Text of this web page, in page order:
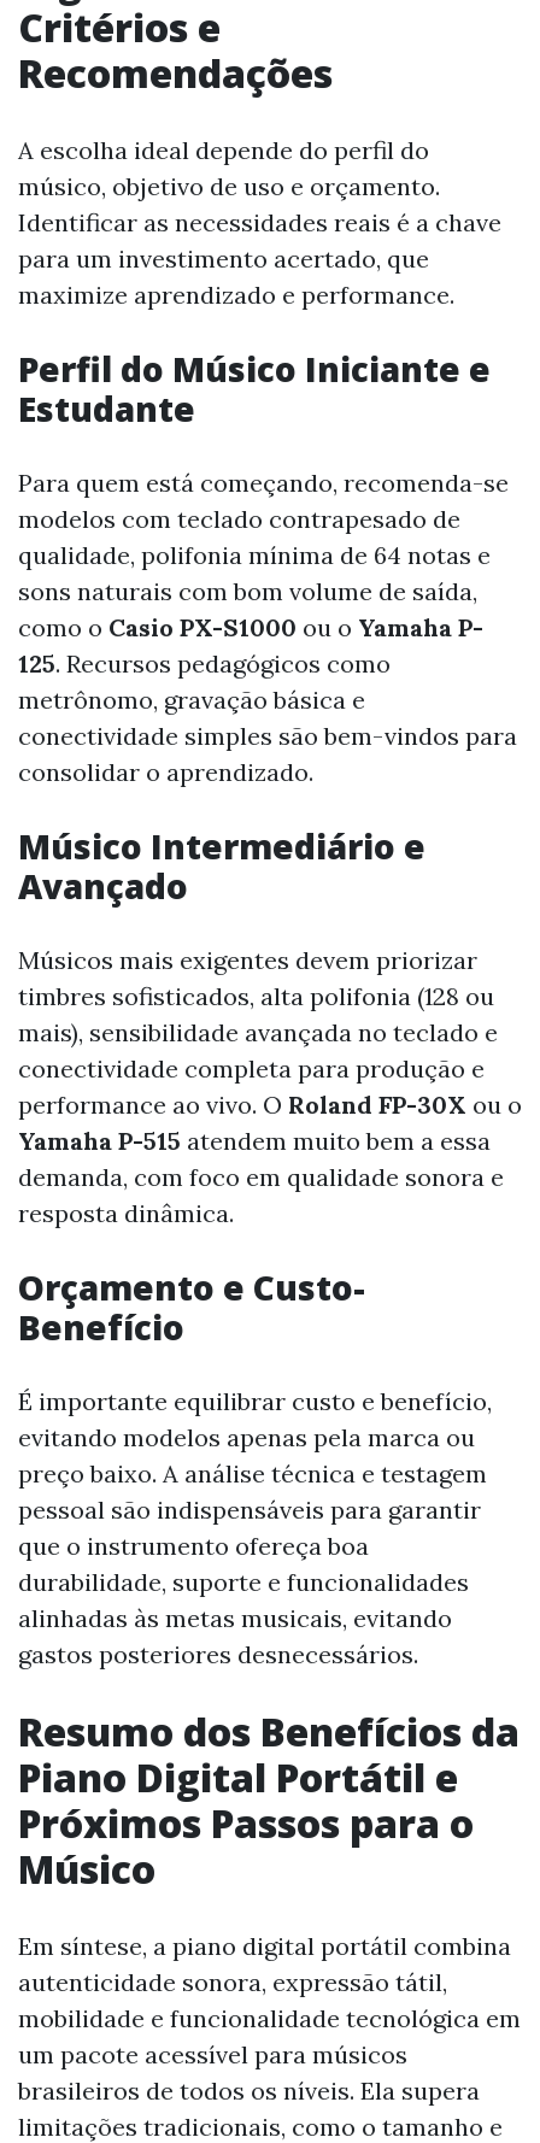
Critérios e
Recomendações
A escolha ideal depende do perfil do
músico, objetivo de uso e orçamento.
Identificar as necessidades reais é a chave
para um investimento acertado, que
maximize aprendizado e performance.
Perfil do Músico Iniciante e
Estudante
Para quem está começando, recomenda-se
modelos com teclado contrapesado de
qualidade, polifonia mínima de 64 notas e
sons naturais com bom volume de saída,
como o Casio PX-S1000 ou o Yamaha P-
125. Recursos pedagógicos como
metrônomo, gravação básica e
conectividade simples são bem-vindos para
consolidar o aprendizado.
Músico Intermediário e
Avançado
Músicos mais exigentes devem priorizar
timbres sofisticados, alta polifonia (128 ou
mais), sensibilidade avançada no teclado e
conectividade completa para produção e
performance ao vivo. O Roland FP-30X ou o
Yamaha P-515 atendem muito bem a essa
demanda, com foco em qualidade sonora e
resposta dinâmica.
Orçamento e Custo-
Benefício
É importante equilibrar custo e benefício,
evitando modelos apenas pela marca ou
preço baixo. A análise técnica e testagem
pessoal são indispensáveis para garantir
que o instrumento ofereça boa
durabilidade, suporte e funcionalidades
alinhadas às metas musicais, evitando
gastos posteriores desnecessários.
Resumo dos Benefícios da
Piano Digital Portátil e
Próximos Passos para o
Músico
Em síntese, a piano digital portátil combina
autenticidade sonora, expressão tátil,
mobilidade e funcionalidade tecnológica em
um pacote acessível para músicos
brasileiros de todos os níveis. Ela supera
limitações tradicionais, como o tamanho e